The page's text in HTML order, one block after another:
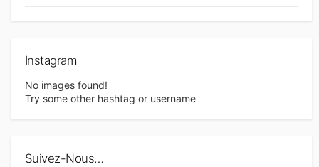
Instagram
No images found!
Try some other hashtag or username
Suivez-Nous…